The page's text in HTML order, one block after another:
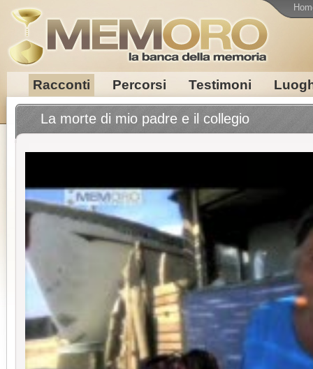
Racconti Percorsi Testimoni
La morte di mio padre e il collegio